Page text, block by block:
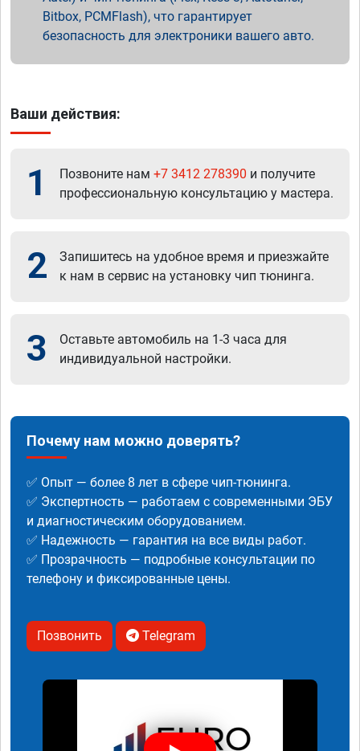
Bitbox, PCMFlash), что гарантирует
безопасность для электроники вашего авто.
Ваши действия:
1 Позвоните нам +7 3412 278390 и получите
профессиональную консультацию у мастера.
2
Запишитесь на удобное время и приезжайте
к нам в сервис на установку чип тюнинга.
3
Оставьте автомобиль на 1-3 часа для
индивидуальной настройки.
Почему нам можно доверять?
✅ Опыт — более 8 лет в сфере чип-тюнинга.
✅ Экспертность — работаем с современными ЭБУ
и диагностическим оборудованием.
✅ Надежность — гарантия на все виды работ.
✅ Прозрачность — подробные консультации по
телефону и фиксированные цены.
Позвонить Telegram